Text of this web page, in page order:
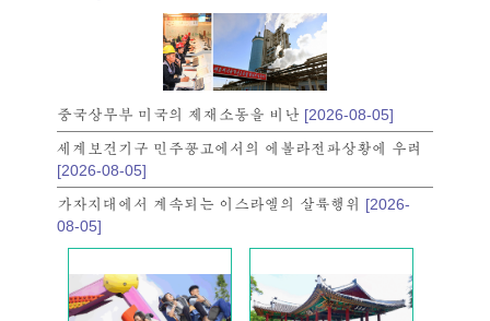
중국상무부 미국의 제재소동을 비난 [2026-08-05]
세계보건기구 민주꽁고에서의 에볼라전파상황에 우려
[2026-08-05]
가자지대에서 계속되는 이스라엘의 살륙행위 [2026-
08-05]